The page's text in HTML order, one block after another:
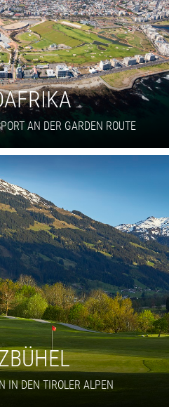
AN DER GARDEN ROUTE
IN DEN TIROLER ALPEN